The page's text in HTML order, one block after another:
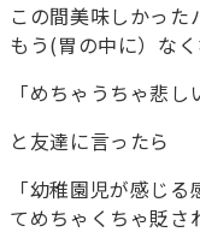
この間美味しかった
もう(胃の中に）な
「めちゃうちゃ悲し
と友達に言ったら
「幼稚園児が感じる
てめちゃくちゃ貶さ